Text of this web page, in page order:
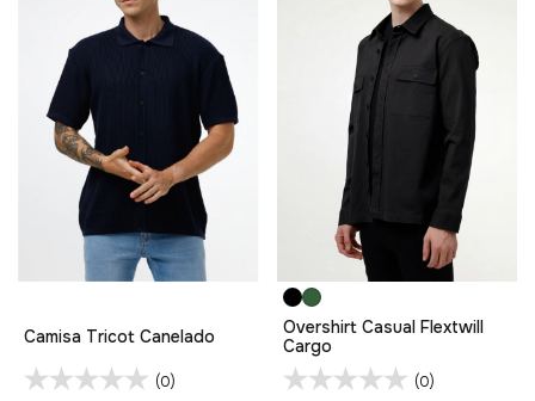
Camisa Tricot Canelado
(0)
Overshirt Casual Flextwill
Cargo
(0)